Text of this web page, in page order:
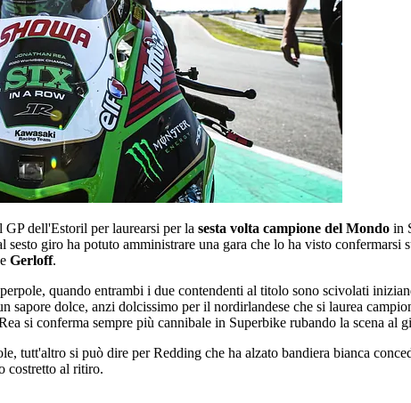
dell'Estoril per laurearsi per la sesta volta campione del Mondo in
sesto giro ha potuto amministrare una gara che lo ha visto
e Gerloff.
quando entrambi i due contendenti al titolo sono scivolati
sapore dolce, anzi dolcissimo per il nordirlandese che si laurea
si conferma sempre più cannibale in Superbike rubando la scena al
tutt'altro si può dire per Redding che ha alzato bandiera bianca
costretto al ritiro.